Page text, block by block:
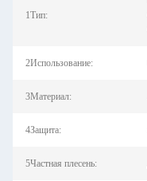
1Тип:
2Использование:
3Материал:
4Защита:
5Частная плесень: